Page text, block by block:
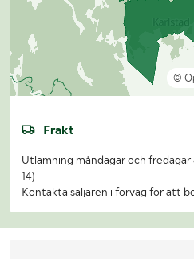
©
Frakt
Utlämning måndagar och
14)
Kontakta säljaren i förväg för att